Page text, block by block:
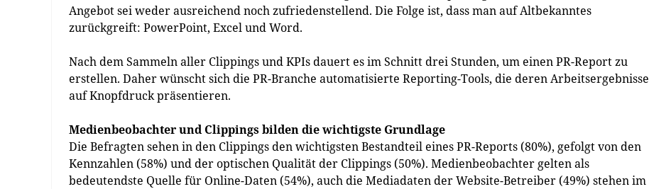
Angebot sei weder ausreichend noch zufriedenstellend. Die Folge ist, dass man auf Altbekanntes
zurückgreift: PowerPoint, Excel und Word.
Nach dem Sammeln aller Clippings und KPIs dauert es im Schnitt drei Stunden, um einen PR-Report zu
erstellen. Daher wünscht sich die PR-Branche automatisierte Reporting-Tools, die deren Arbeitsergebnisse
auf Knopfdruck präsentieren.
Medienbeobachter und Clippings bilden die wichtigste Grundlage
Die Befragten sehen in den Clippings den wichtigsten Bestandteil eines PR-Reports (80%), gefolgt von den
Kennzahlen (58%) und der optischen Qualität der Clippings (50%). Medienbeobachter gelten als
bedeutendste Quelle für Online-Daten (54%), auch die Mediadaten der Website-Betreiber (49%) stehen im